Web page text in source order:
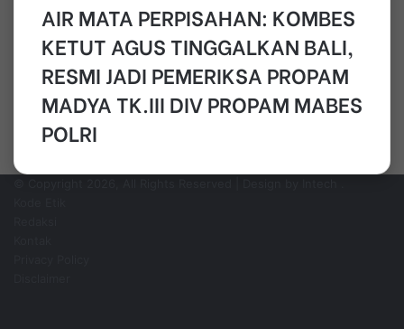
AIR MATA PERPISAHAN: KOMBES
KETUT AGUS TINGGALKAN BALI,
RESMI JADI PEMERIKSA PROPAM
MADYA TK.III DIV PROPAM MABES
POLRI